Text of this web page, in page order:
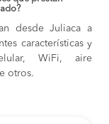
desde Juliaca a
características y
WiFi, aire
otros.